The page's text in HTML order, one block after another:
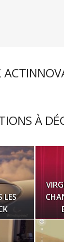
À
LES